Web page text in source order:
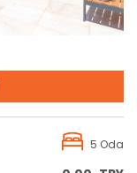
5 Oda